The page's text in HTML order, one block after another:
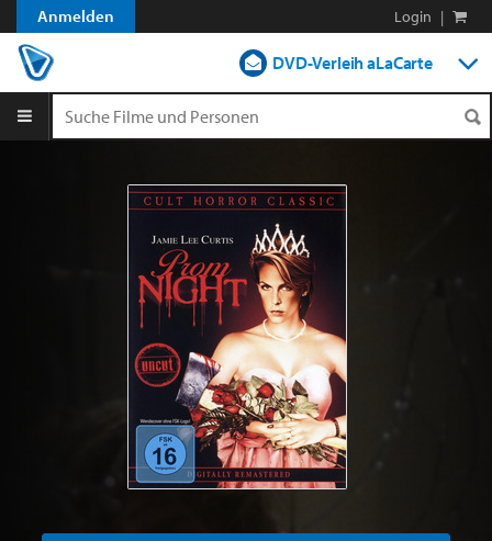
Anmelden Login |
DVD-Verleih aLaCarte
Shop
Blog